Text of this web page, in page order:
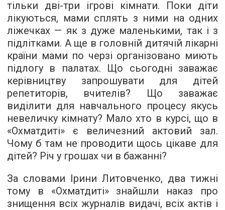
тільки дві-три ігрові кімнати. Поки діти
лікуються, мами сплять з ними на одних
ліжечках — як з дуже маленькими, так і з
підлітками. А ще в головній дитячій лікарні
країни мами по черзі організовано миють
підлогу в палатах. Що сьогодні заважає
керівництву запрошувати для дітей
репетиторів, вчителів? Що заважає
виділити для навчального процесу якусь
невеличку кімнату? Мало хто в курсі, що в
«Охматдиті» є величезний актовий зал.
Чому б там не проводити щось цікаве для
дітей? Річ у грошах чи в бажанні?
За словами Ірини Литовченко, два тижні
тому в «Охматдиті» знайшли наказ про
знищення всіх журналів видачі, всіх актів і